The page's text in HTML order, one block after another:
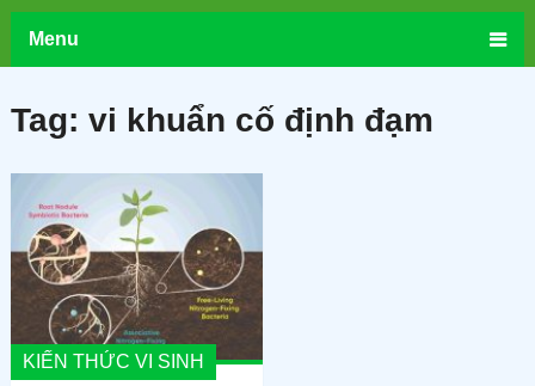
Menu
Tag: vi khuẩn cố định đạm
KIẾN THỨC VI SINH